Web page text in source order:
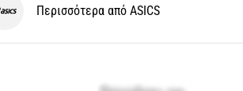
ASICS Περισσότερα από ASICS